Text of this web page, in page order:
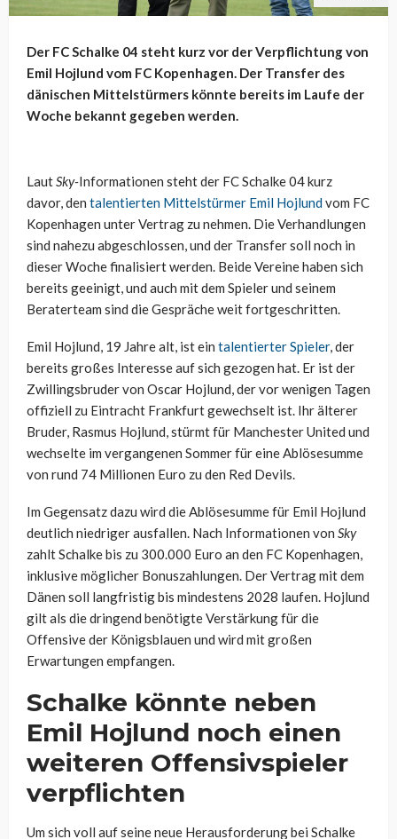
Der FC Schalke 04 steht kurz vor der Verpflichtung von
Emil Hojlund vom FC Kopenhagen. Der Transfer des
dänischen Mittelstürmers könnte bereits im Laufe der
Woche bekannt gegeben werden.
LautSky-Informationen steht der FC Schalke 04 kurz
davor, den talentierten Mittelstürmer Emil Hojlundvom FC
Kopenhagen unter Vertrag zu nehmen. Die Verhandlungen
sind nahezu abgeschlossen, und der Transfer soll noch in
dieser Woche finalisiert werden. Beide Vereine haben sich
bereits geeinigt, und auch mit dem Spieler und seinem
Beraterteam sind die Gespräche weit fortgeschritten.
Emil Hojlund, 19 Jahre alt, ist ein talentierter Spieler, der
bereits großes Interesse auf sich gezogen hat. Er ist der
Zwillingsbruder von Oscar Hojlund, der vor wenigen Tagen
offiziell zu Eintracht Frankfurt gewechselt ist. Ihr älterer
Bruder, Rasmus Hojlund, stürmt für Manchester United und
wechselte im vergangenen Sommer für eine Ablösesumme
von rund 74 Millionen Euro zu den Red Devils.
Im Gegensatz dazu wird die Ablösesumme für Emil Hojlund
deutlich niedriger ausfallen. Nach Informationen von Sky
zahlt Schalke bis zu 300.000 Euro an den FC Kopenhagen,
inklusive möglicher Bonuszahlungen. Der Vertrag mit dem
Dänen soll langfristig bis mindestens 2028 laufen. Hojlund
gilt als die dringend benötigte Verstärkung für die
Offensive der Königsblauen und wird mit großen
Erwartungen empfangen.
Schalke könnte neben
Emil Hojlund noch einen
weiteren Offensivspieler
verpflichten
Um sich voll auf seine neue Herausforderung bei Schalke